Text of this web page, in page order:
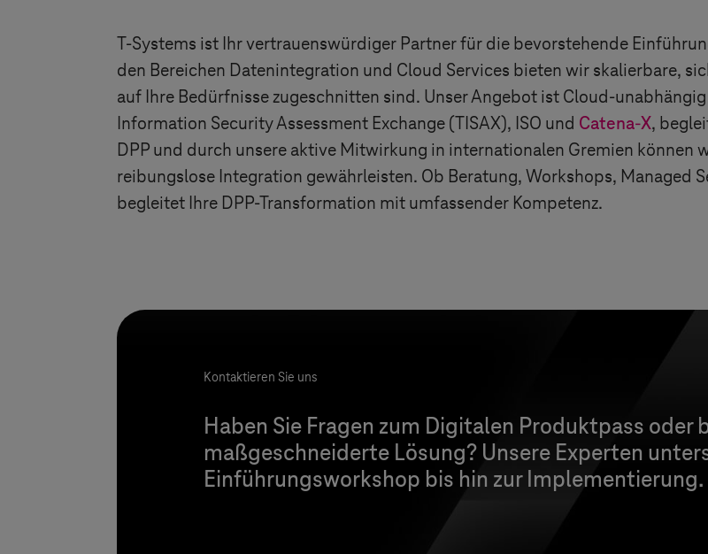
T-Systems ist Ihr vertrauenswürdiger Partner für die bevorstehende
den Bereichen Datenintegration und Cloud Services bieten wir skalierbare,
auf Ihre Bedürfnisse zugeschnitten sind. Unser Angebot ist Cloud-
Information Security Assessment Exchange (TISAX), ISO und Catena-X,
DPP und durch unsere aktive Mitwirkung in internationalen Gremien können
reibungslose Integration gewährleisten. Ob Beratung, Workshops, Managed
begleitet Ihre DPP-Transformation mit umfassender Kompetenz.
Kontaktieren Sie uns
Haben Sie Fragen zum Digitalen Produktpass oder
maßgeschneiderte Lösung? Unsere Experten
Einführungsworkshop bis hin zur Implementierung.